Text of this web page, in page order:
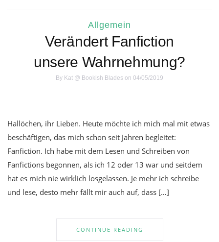
Allgemein
Verändert Fanfiction
unsere Wahrnehmung?
By Kat @ Bookish Blades on 04/05/2019
Hallöchen, ihr Lieben. Heute möchte ich mich mal mit etwas
beschäftigen, das mich schon seit Jahren begleitet:
Fanfiction. Ich habe mit dem Lesen und Schreiben von
Fanfictions begonnen, als ich 12 oder 13 war und seitdem
hat es mich nie wirklich losgelassen. Je mehr ich schreibe
und lese, desto mehr fällt mir auch auf, dass […]
CONTINUE READING